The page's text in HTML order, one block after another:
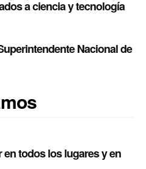
a ciencia y tecnología
Nacional de
en todos los lugares y en